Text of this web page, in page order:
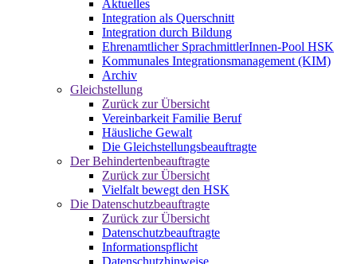
Aktuelles
Integration als Querschnitt
Integration durch Bildung
Ehrenamtlicher SprachmittlerInnen-Pool HSK
Kommunales Integrationsmanagement (KIM)
Archiv
Gleichstellung
Zurück zur Übersicht
Vereinbarkeit Familie Beruf
Häusliche Gewalt
Die Gleichstellungsbeauftragte
Der Behindertenbeauftragte
Zurück zur Übersicht
Vielfalt bewegt den HSK
Die Datenschutzbeauftragte
Zurück zur Übersicht
Datenschutzbeauftragte
Informationspflicht
Datenschutzhinweise